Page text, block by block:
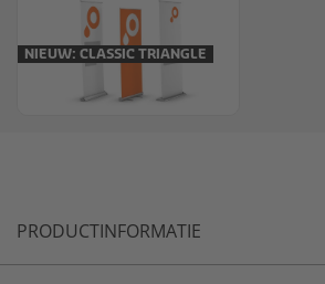
NIEUW: CLASSIC TRIANGLE
PRODUCTINFORMATIE